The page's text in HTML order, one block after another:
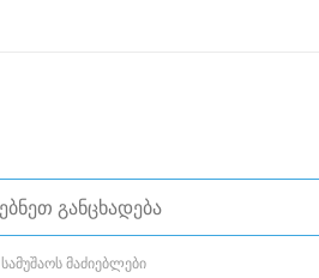
სამუშაოს მაძიებლები